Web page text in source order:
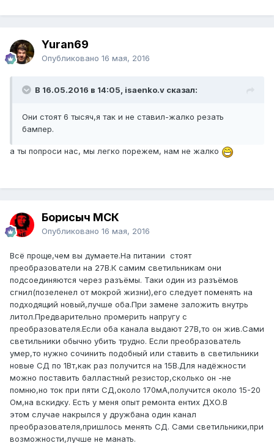
Yuran69
Опубликовано 16 мая, 2016
В 16.05.2016 в 14:05, isaenko.v сказал:
Они стоят 6 тысяч,я так и не ставил-жалко резать
бампер.
а ты попроси нас, мы легко порежем, нам не жалко
Борисыч МСК
Опубликовано 16 мая, 2016
Всё проще,чем вы думаете.На питании стоят
преобразователи на 27В.К самим светильникам они
подсоединяются через разъёмы. Таки один из разъёмов
сгнил(позеленел от мокрой жизни),его следует поменять на
подходящий новый,лучше оба.При замене заложить внутрь
литол.Предварительно промерить напругу с
преобразователя.Если оба канала выдают 27В,то он жив.Сами
светильники обычно убить трудно. Если преобразователь
умер,то нужно сочинить подобный или ставить в светильники
новые СД по 1Вт,как раз получится на 15В.Для надёжности
можно поставить балластный резистор,сколько он -не
помню,но ток при пяти СД,около 170мА,получится около 15-20
Ом,на вскидку. Есть у меня опыт ремонта ентих ДХО.В
этом случае накрылся у дружбана один канал
преобразователя,пришлось менять СД. Сами светильники,при
возможности,лучше не манать.